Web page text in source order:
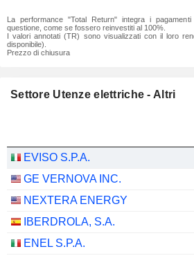
La performance "Total Return" integra i
questione, come se fossero reinvestiti al 100%.
I valori annotati (TR) sono visualizzati con il loro
disponibile).
Prezzo di chiusura
Settore Utenze elettriche - Altri
EVISO S.P.A.
GE VERNOVA INC.
NEXTERA ENERGY
IBERDROLA, S.A.
ENEL S.P.A.